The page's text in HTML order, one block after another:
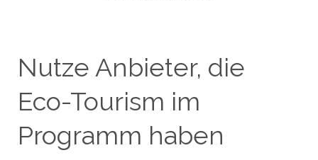
Nutze Anbieter, die
Eco-Tourism im
Programm haben